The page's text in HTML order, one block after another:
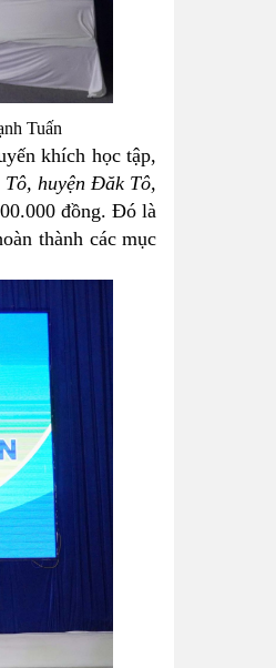
Tuấn
khích học tập,
huyện Đăk Tô,
đồng. Đó là
thành các mục